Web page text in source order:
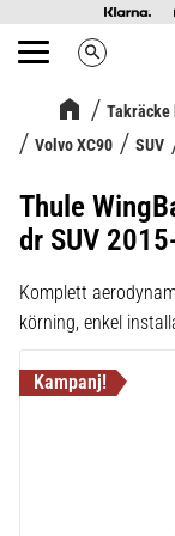
Meny search
Takräcke
Volvo XC90
SUV
Thule
dr SUV
Komplett
körning, enkel